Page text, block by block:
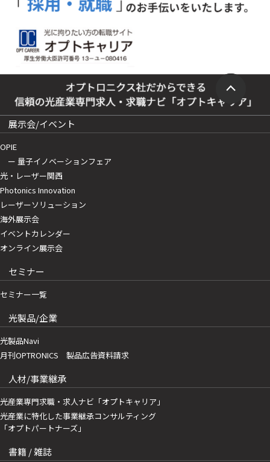
展示会/イベント
OPIE
ー 量子イノベーションフェア
光・レーザー関西
Photonics Innovation
レーザーソリューション
海外展示会
イベントカレンダー
オンライン展示会
セミナー
セミナー一覧
光製品/企業
光製品Navi
月刊OPTRONICS 製品広告資料請求
人材/事業継承
光産業専門求職・求人ナビ「オプトキャリア」
光産業に特化した事業継承コンサルティング
「オプトパートナーズ」
書籍 / 雑誌